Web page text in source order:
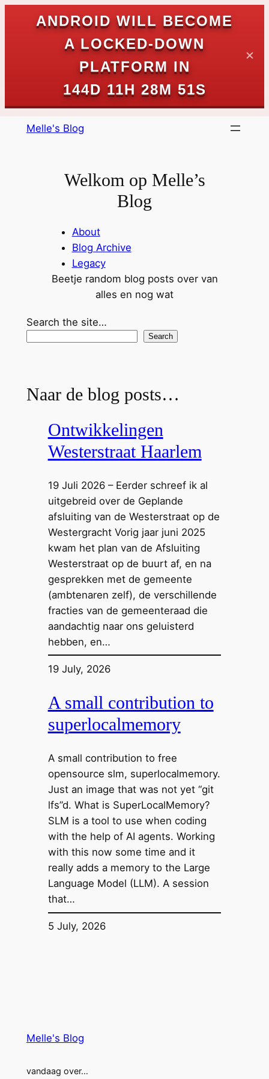
ANDROID WILL BECOME
A LOCKED-DOWN
PLATFORM IN
144D 11H 28M 51S
✕
Melle's Blog
Welkom op Melle’s
Blog
About
Blog Archive
Legacy
Beetje random blog posts over van
alles en nog wat
Search the site…
Search
Naar de blog posts…
Ontwikkelingen
Westerstraat Haarlem
19 Juli 2026 – Eerder schreef ik al
uitgebreid over de Geplande
afsluiting van de Westerstraat op de
Westergracht Vorig jaar juni 2025
kwam het plan van de Afsluiting
Westerstraat op de buurt af, en na
gesprekken met de gemeente
(ambtenaren zelf), de verschillende
fracties van de gemeenteraad die
aandachtig naar ons geluisterd
hebben, en…
19 July, 2026
A small contribution to
superlocalmemory
A small contribution to free
opensource slm, superlocalmemory.
Just an image that was not yet “git
lfs”d. What is SuperLocalMemory?
SLM is a tool to use when coding
with the help of AI agents. Working
with this now some time and it
really adds a memory to the Large
Language Model (LLM). A session
that…
5 July, 2026
Melle's Blog
vandaag over…